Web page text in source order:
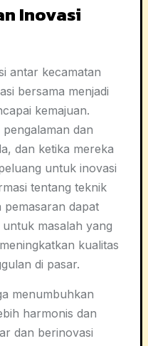
Inovasi
antar kecamatan
bersama menjadi
kemajuan.
dan
dan ketika mereka
untuk inovasi
tentang teknik
pemasaran dapat
masalah yang
kualitas
di pasar.
menumbuhkan
harmonis dan
dan berinovasi